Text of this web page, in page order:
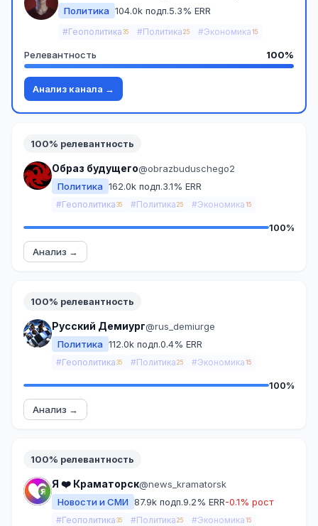
Политика 104.0k подп.5.3% ERR
#Геополитика 35 #Политика 25 #Экономика 15
Релевантность 100%
Анализ канала →
100% релевантность
Образ будущего@obrazbuduschego2
Политика 162.0k подп.3.1% ERR
#Геополитика 35 #Политика 25 #Экономика 15
100%
Анализ →
100% релевантность
Русский Демиург@rus_demiurge
Политика 112.0k подп.0.4% ERR
#Геополитика 35 #Политика 25 #Экономика 15
100%
Анализ →
100% релевантность
Я ❤️ Краматорск@news_kramatorsk
Новости и СМИ 87.9k подп.9.2% ERR-0.1% рост
#Геополитика 35 #Политика 25 #Экономика 15